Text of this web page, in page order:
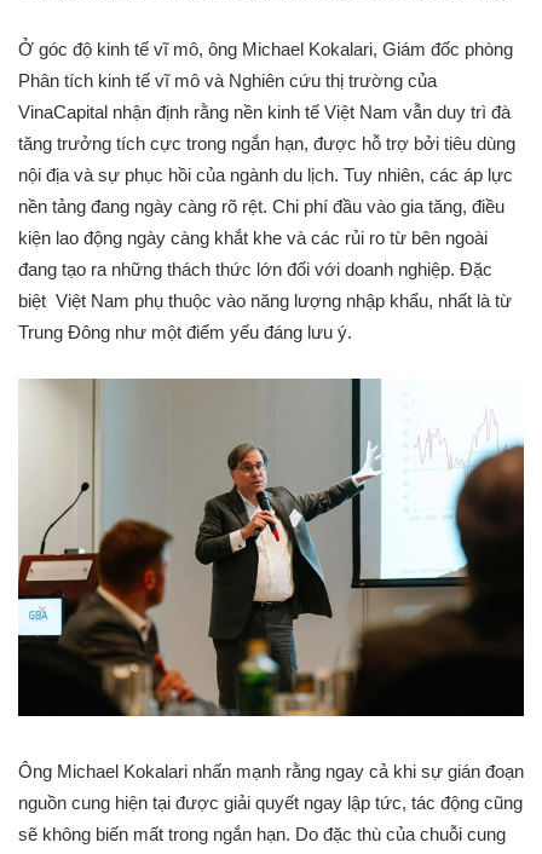
Ở góc độ kinh tế vĩ mô, ông Michael Kokalari, Giám đốc phòng
Phân tích kinh tế vĩ mô và Nghiên cứu thị trường của
VinaCapital nhận định rằng nền kinh tế Việt Nam vẫn duy trì đà
tăng trưởng tích cực trong ngắn hạn, được hỗ trợ bởi tiêu dùng
nội địa và sự phục hồi của ngành du lịch. Tuy nhiên, các áp lực
nền tảng đang ngày càng rõ rệt. Chi phí đầu vào gia tăng, điều
kiện lao động ngày càng khắt khe và các rủi ro từ bên ngoài
đang tạo ra những thách thức lớn đối với doanh nghiệp. Đặc
biệt Việt Nam phụ thuộc vào năng lượng nhập khẩu, nhất là từ
Trung Đông như một điểm yếu đáng lưu ý.
Ông Michael Kokalari nhấn mạnh rằng ngay cả khi sự gián đoạn
nguồn cung hiện tại được giải quyết ngay lập tức, tác động cũng
sẽ không biến mất trong ngắn hạn. Do đặc thù của chuỗi cung